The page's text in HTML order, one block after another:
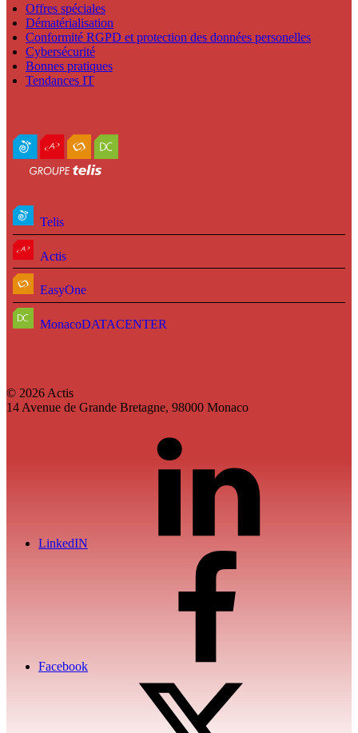
Offres spéciales
Dématérialisation
Conformité RGPD et protection des données personelles
Cybersécurité
Bonnes pratiques
Tendances IT
Telis
Actis
EasyOne
MonacoDATACENTER
© 2026 Actis
14 Avenue de Grande Bretagne, 98000 Monaco
LinkedIN
Facebook